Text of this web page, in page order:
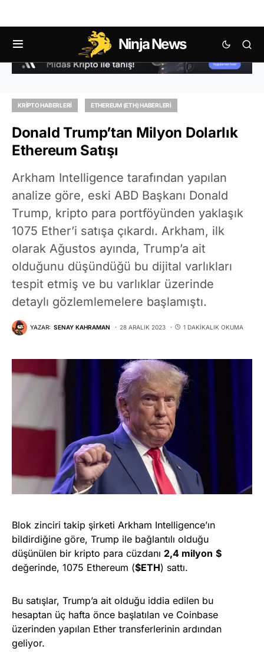
Ninja News
KRIPTO HABERLERI ETHEREUM (ETH) HABERLERI
Donald Trump’tan Milyon Dolarlık
Ethereum Satışı
Arkham Intelligence tarafından yapılan
analize göre, eski ABD Başkanı Donald
Trump, kripto para portföyünden yaklaşık
1075 Ether’i satışa çıkardı. Arkham, ilk
olarak Ağustos ayında, Trump’a ait
olduğunu düşündüğü bu dijital varlıkları
tespit etmiş ve bu varlıklar üzerinde
detaylı gözlemlemelere başlamıştı.
YAZAR: SENAY KAHRAMAN 28 ARALIK 2023 1 DAKIKALIK OKUMA
Blok zinciri takip şirketi Arkham Intelligence’ın
bildirdiğine göre, Trump ile bağlantılı olduğu
düşünülen bir kripto para cüzdanı 2,4 milyon $
değerinde, 1075 Ethereum ($ETH) sattı.
Bu satışlar, Trump’a ait olduğu iddia edilen bu
hesaptan üç hafta önce başlatılan ve Coinbase
üzerinden yapılan Ether transferlerinin ardından
geliyor.